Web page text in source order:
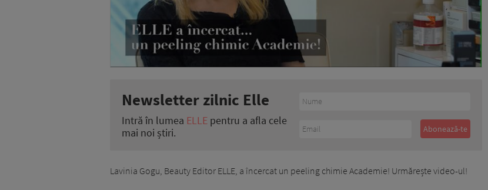
Newsletter zilnic Elle
Intră în lumea ELLE pentru a afla cele
mai noi știri.
Lavinia Gogu, Beauty Editor ELLE, a încercat un peeling chimie Academie! Urmărește video-ul!